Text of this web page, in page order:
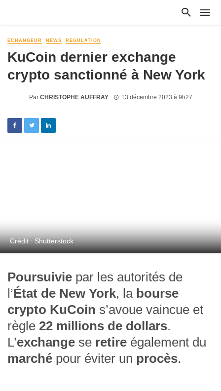
ECHANGEUR NEWS REGULATION
KuCoin dernier exchange
crypto sanctionné à New York
Par CHRISTOPHE AUFFRAY 13 décembre 2023 à 9h27
Crédit : Shutterstock
Poursuivie par les autorités de
l’État de New York, la bourse
crypto KuCoin s’avoue vaincue et
règle 22 millions de dollars.
L’exchange se retire également du
marché pour éviter un procès.